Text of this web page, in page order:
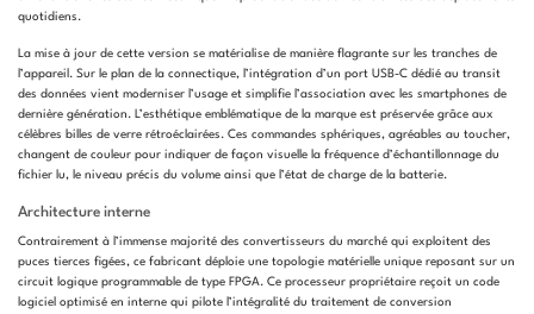
quotidiens.
La mise à jour de cette version se matérialise de manière flagrante sur les tranches de
l’appareil. Sur le plan de la connectique, l’intégration d’un port USB-C dédié au transit
des données vient moderniser l’usage et simplifie l’association avec les smartphones de
dernière génération. L’esthétique emblématique de la marque est préservée grâce aux
célèbres billes de verre rétroéclairées. Ces commandes sphériques, agréables au toucher,
changent de couleur pour indiquer de façon visuelle la fréquence d’échantillonnage du
fichier lu, le niveau précis du volume ainsi que l’état de charge de la batterie.
Architecture interne
Contrairement à l’immense majorité des convertisseurs du marché qui exploitent des
puces tierces figées, ce fabricant déploie une topologie matérielle unique reposant sur un
circuit logique programmable de type FPGA. Ce processeur propriétaire reçoit un code
logiciel optimisé en interne qui pilote l’intégralité du traitement de conversion